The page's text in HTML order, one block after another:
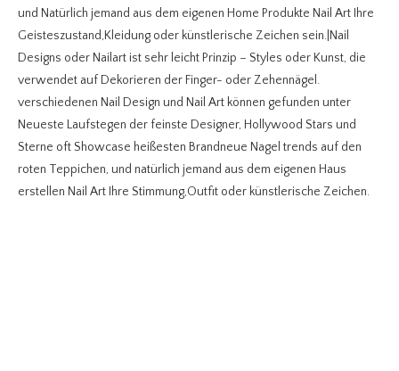
und Natürlich jemand aus dem eigenen Home Produkte Nail Art Ihre
Geisteszustand,Kleidung oder künstlerische Zeichen sein.|Nail
Designs oder Nailart ist sehr leicht Prinzip – Styles oder Kunst, die
verwendet auf Dekorieren der Finger- oder Zehennägel.
verschiedenen Nail Design und Nail Art können gefunden unter
Neueste Laufstegen der feinste Designer, Hollywood Stars und
Sterne oft Showcase heißesten Brandneue Nagel trends auf den
roten Teppichen, und natürlich jemand aus dem eigenen Haus
erstellen Nail Art Ihre Stimmung,Outfit oder künstlerische Zeichen.